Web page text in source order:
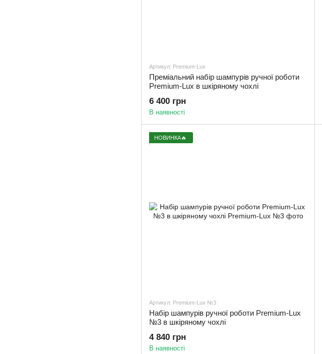
Артикул: Premium-Lux
Преміальний набір шампурів ручної роботи
Premium-Lux в шкіряному чохлі
6 400 грн
В наявності
НОВИНКА🔥
Артикул: Premium-Lux №3
Набір шампурів ручної роботи Premium-Lux
№3 в шкіряному чохлі
4 840 грн
В наявності